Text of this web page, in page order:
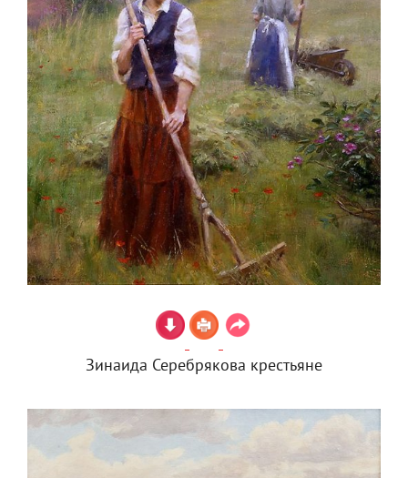
Зинаида Серебрякова крестьяне